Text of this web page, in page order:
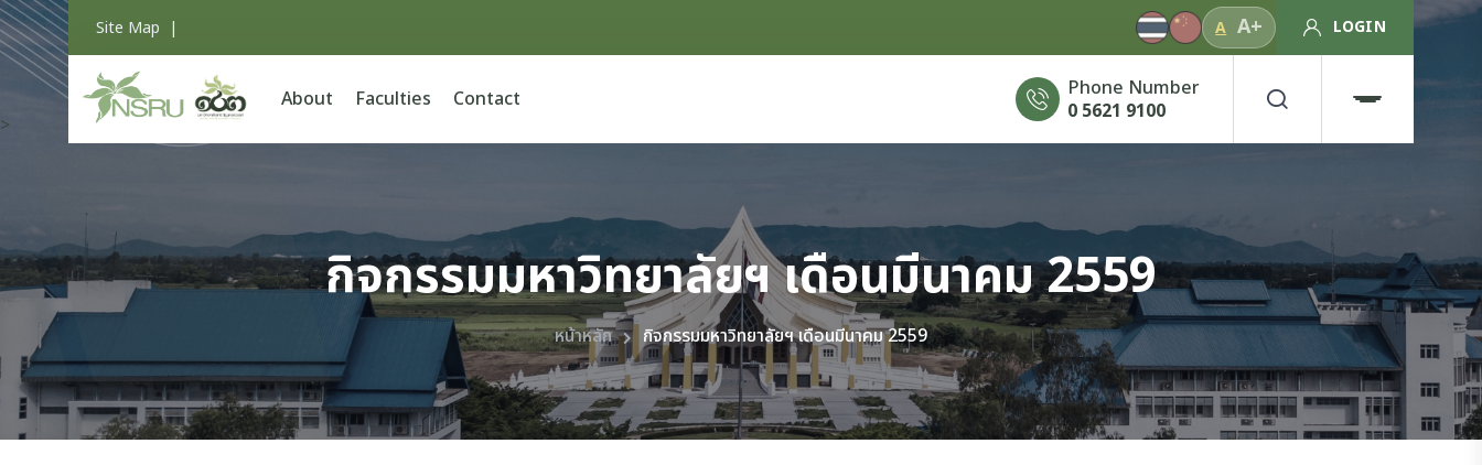
Site Map | A A+ LOGIN
About Faculties Contact
Phone Number
0 5621 9100
>
กิจกรรมมหาวิทยาลัยฯ เดือนมีนาคม 2559
หน้าหลัก กิจกรรมมหาวิทยาลัยฯ เดือนมีนาคม 2559